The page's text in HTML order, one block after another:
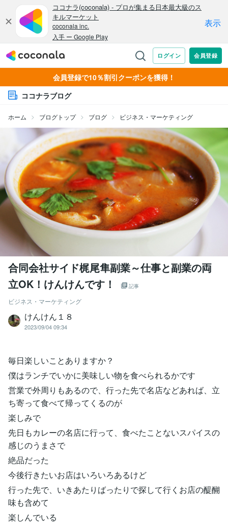
会員登録で10％割引クーポンを獲得！
ココナラブログ
ホーム ブログトップ ブログ ビジネス・マーケティング
合同会社サイド梶尾隼副業～仕事と副業の両
立OK！けんけんです！
記事
ビジネス・マーケティング
けんけん１８
2023/09/04 09:34
毎日楽しいことありますか？
僕はランチでいかに美味しい物を食べられるかです
営業で外周りもあるので、行った先で名店などあれば、立
ち寄って食べて帰ってくるのが
楽しみで
先日もカレーの名店に行って、食べたことないスパイスの
感じのうまさで
絶品だった
今後行きたいお店はいろいろあるけど
行った先で、いきあたりばったりで探して行くお店の醍醐
味も含めて
楽しんでいる